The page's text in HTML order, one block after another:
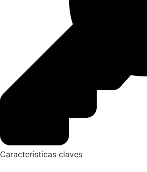
Caracteristicas claves